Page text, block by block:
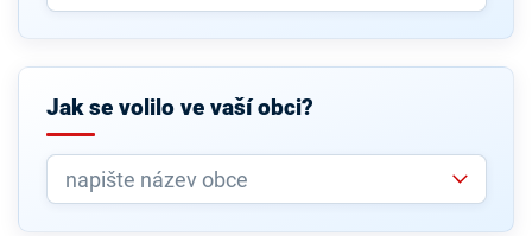
Jak se volilo ve vaší obci?